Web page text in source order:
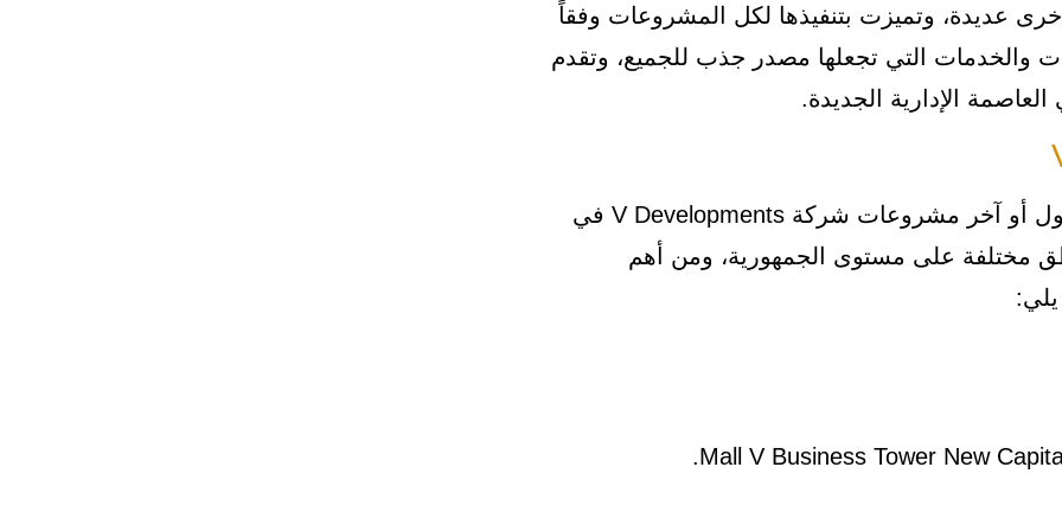
عديدة، وتميزت بتنفيذها لكل المشروعات وفقاً
والخدمات التي تجعلها مصدر جذب للجميع، وتقدم
الإدارية الجديدة.
لا يعتبر مشروع Mall Mas Tower New Capital، هو أول أو آخر مشروعات شركة V Developments في
على مستوى الجمهورية، ومن أهم